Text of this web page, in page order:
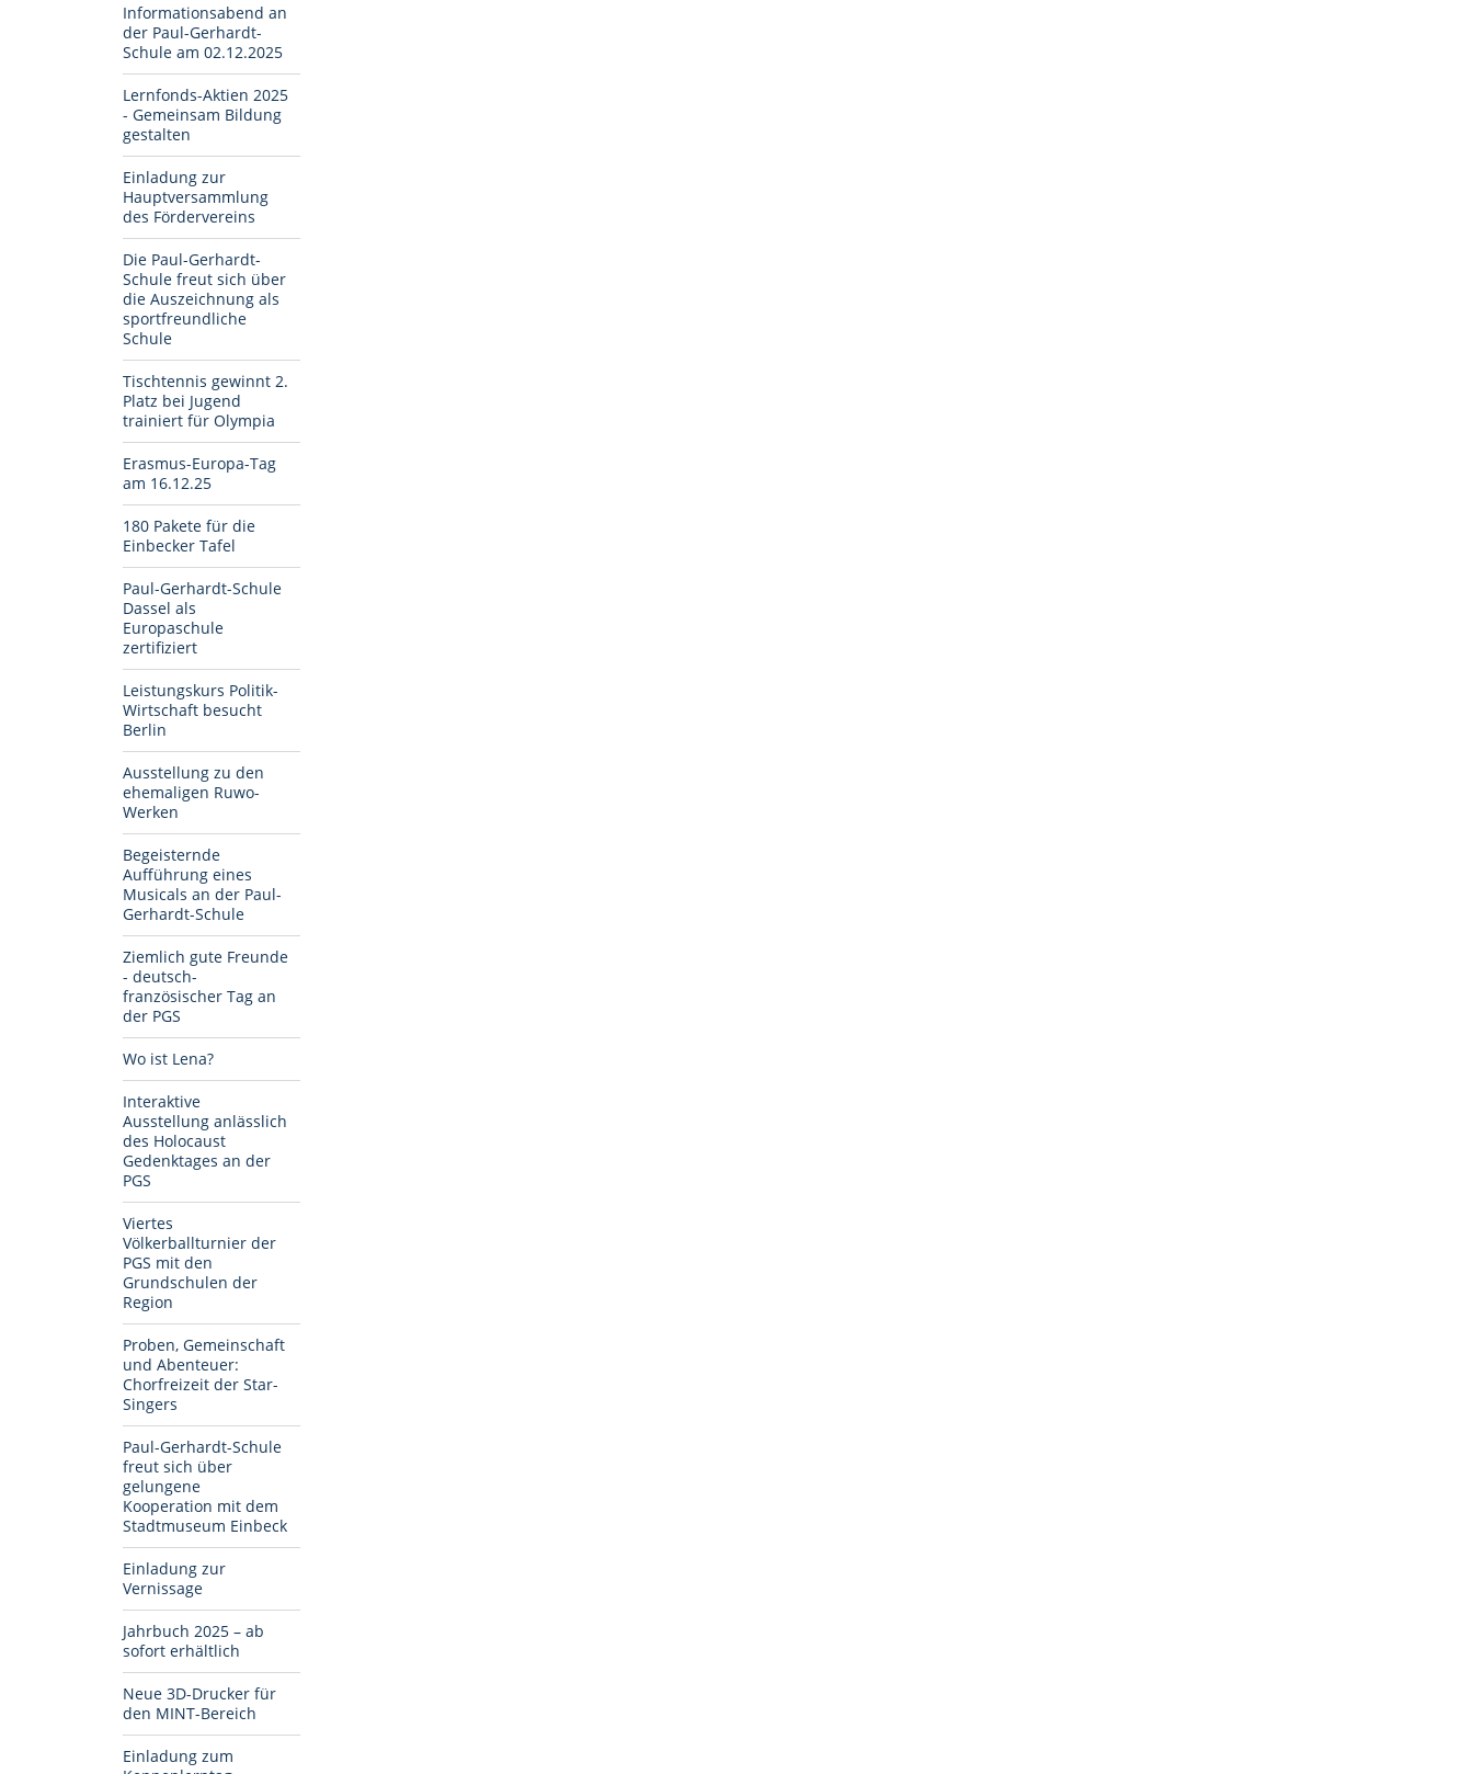
Informationsabend an
der Paul-Gerhardt-
Schule am 02.12.2025
Lernfonds-Aktien 2025
- Gemeinsam Bildung
gestalten
Einladung zur
Hauptversammlung
des Fördervereins
Die Paul-Gerhardt-
Schule freut sich über
die Auszeichnung als
sportfreundliche
Schule
Tischtennis gewinnt 2.
Platz bei Jugend
trainiert für Olympia
Erasmus-Europa-Tag
am 16.12.25
180 Pakete für die
Einbecker Tafel
Paul-Gerhardt-Schule
Dassel als
Europaschule
zertifiziert
Leistungskurs Politik-
Wirtschaft besucht
Berlin
Ausstellung zu den
ehemaligen Ruwo-
Werken
Begeisternde
Aufführung eines
Musicals an der Paul-
Gerhardt-Schule
Ziemlich gute Freunde
- deutsch-
französischer Tag an
der PGS
Wo ist Lena?
Interaktive
Ausstellung anlässlich
des Holocaust
Gedenktages an der
PGS
Viertes
Völkerballturnier der
PGS mit den
Grundschulen der
Region
Proben, Gemeinschaft
und Abenteuer:
Chorfreizeit der Star-
Singers
Paul-Gerhardt-Schule
freut sich über
gelungene
Kooperation mit dem
Stadtmuseum Einbeck
Einladung zur
Vernissage
Jahrbuch 2025 – ab
sofort erhältlich
Neue 3D-Drucker für
den MINT-Bereich
Einladung zum